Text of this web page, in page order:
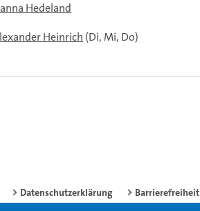
Hedeland
Heinrich (Di, Mi, Do)
Datenschutzerklärung Barrierefreiheit